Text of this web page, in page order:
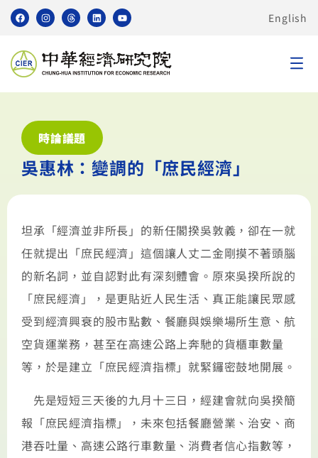
English
時論議題
吳惠林：變調的「庶民經濟」
坦承「經濟並非所長」的新任閣揆吳敦義，卻在一就
任就提出「庶民經濟」這個讓人丈二金剛摸不著頭腦
的新名詞，並自認對此有深刻體會。原來吳揆所說的
「庶民經濟」，是更貼近人民生活、真正能讓民眾感
受到經濟興衰的股市點數、餐廳與娛樂場所生意、航
空貨運業務，甚至在高速公路上奔馳的貨櫃車數量
等，於是建立「庶民經濟指標」就緊鑼密鼓地開展。
先是短短三天後的九月十三日，經建會就向吳揆簡
報「庶民經濟指標」，未來包括餐廳營業、治安、商
港吞吐量、高速公路行車數量、消費者信心指數等，